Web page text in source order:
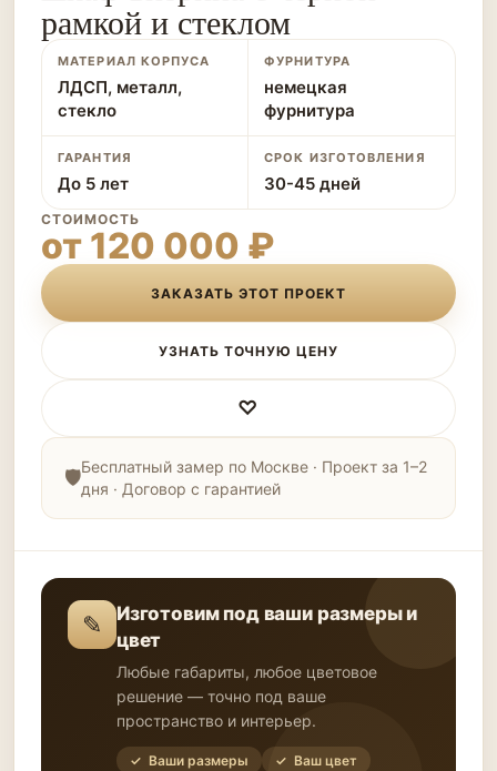
рамкой и стеклом
МАТЕРИАЛ КОРПУСА
ЛДСП, металл,
стекло
ФУРНИТУРА
немецкая
фурнитура
ГАРАНТИЯ
До 5 лет
СРОК ИЗГОТОВЛЕНИЯ
30-45 дней
СТОИМОСТЬ
от 120 000 ₽
ЗАКАЗАТЬ ЭТОТ ПРОЕКТ
УЗНАТЬ ТОЧНУЮ ЦЕНУ
♡
Бесплатный замер по Москве · Проект за 1–2
дня · Договор с гарантией
✎
Изготовим под ваши размеры и
цвет
Любые габариты, любое цветовое
решение — точно под ваше
пространство и интерьер.
✓ Ваши размеры
✓ Ваш цвет